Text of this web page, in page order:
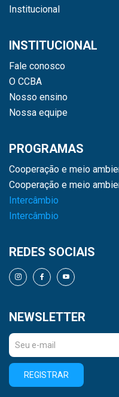
Institucional
INSTITUCIONAL
Fale conosco
O CCBA
Nosso ensino
Nossa equipe
PROGRAMAS
Cooperação e meio
Cooperação e meio
Intercâmbio
Intercâmbio
REDES SOCIAIS
NEWSLETTER
REGISTRAR